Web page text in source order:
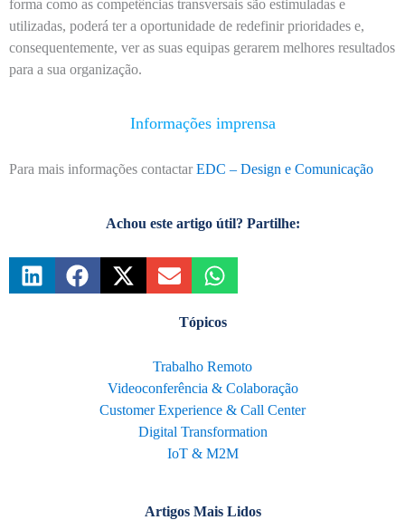
forma como as competências transversais são estimuladas e
utilizadas, poderá ter a oportunidade de redefinir prioridades e,
consequentemente, ver as suas equipas gerarem melhores resultados
para a sua organização.
Informações imprensa
Para mais informações contactar EDC – Design e Comunicação
Achou este artigo útil? Partilhe:
Tópicos
Trabalho Remoto
Videoconferência & Colaboração
Customer Experience & Call Center
Digital Transformation
IoT & M2M
Artigos Mais Lidos